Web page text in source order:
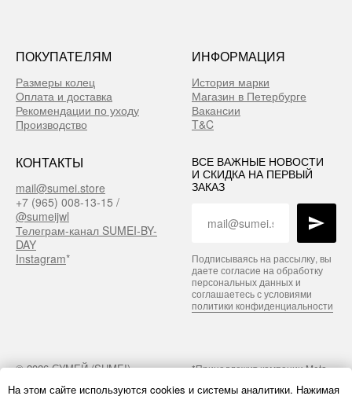
На этом сайте используются cookies и системы аналитики. Нажимая
ПОКУПАТЕЛЯМ
Размеры колец
Оплата и доставка
Рекомендации по уходу
Производство
ИНФОРМАЦИЯ
История марки
Магазин в Петербурге
Вакансии
T&C
КОНТАКТЫ
mail@sumei.store
+7 (965) 008-13-15 /
@sumeijwl
Телеграм-канал SUMEI-BY-
DAY
Instagram*
ВСЕ ВАЖНЫЕ НОВОСТИ
И СКИДКА НА ПЕРВЫЙ
ЗАКАЗ
Подписываясь на рассылку, вы
даете согласие на обработку
персональных данных и
соглашаетесь с условиями
политики конфиденциальности
© 2026 СУМЕЙ (SUMEI)
*Принадлежит компании Meta,
территории РФ